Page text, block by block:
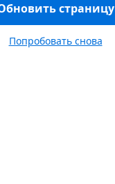
страницу
Попробовать снова